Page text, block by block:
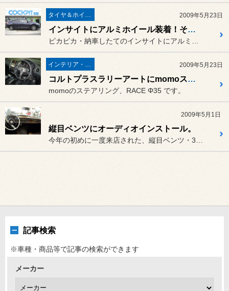
タイヤ＆ホイール 2009年5月23日
インサイトにアルミホイール装着！その２
インテリア・エクステリア 2009年5月23日
コルトプラスラリーアートにmomoステ装着
momoのステアリング、RACE Φ35 です。
2009年5月1日
縦目ベンツにオーディオインストール。
記事検索
※車種・商品等で記事の検索ができます
メーカー